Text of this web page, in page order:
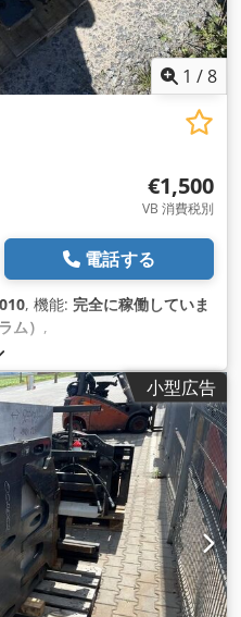
1 /8
€1,500
VB 消費税別
電話する
, 機能: 完全に稼働していま
ム） ,
小型広告